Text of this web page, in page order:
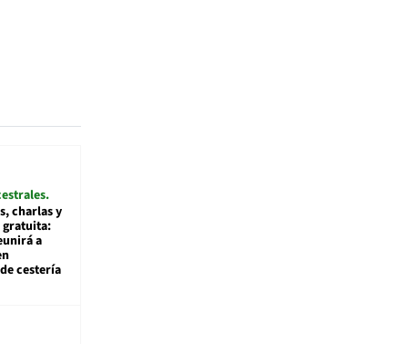
charlas y
gratuita:
a
cestería